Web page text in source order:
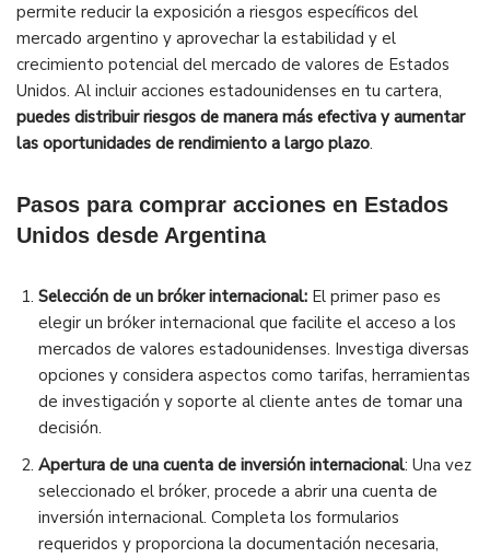
permite reducir la exposición a riesgos específicos del
mercado argentino y aprovechar la estabilidad y el
crecimiento potencial del mercado de valores de Estados
Unidos. Al incluir acciones estadounidenses en tu cartera,
puedes distribuir riesgos de manera más efectiva y aumentar
las oportunidades de rendimiento a largo plazo.
Pasos para comprar acciones en Estados
Unidos desde Argentina
Selección de un bróker internacional: El primer paso es
elegir un bróker internacional que facilite el acceso a los
mercados de valores estadounidenses. Investiga diversas
opciones y considera aspectos como tarifas, herramientas
de investigación y soporte al cliente antes de tomar una
decisión.
Apertura de una cuenta de inversión internacional: Una vez
seleccionado el bróker, procede a abrir una cuenta de
inversión internacional. Completa los formularios
requeridos y proporciona la documentación necesaria,